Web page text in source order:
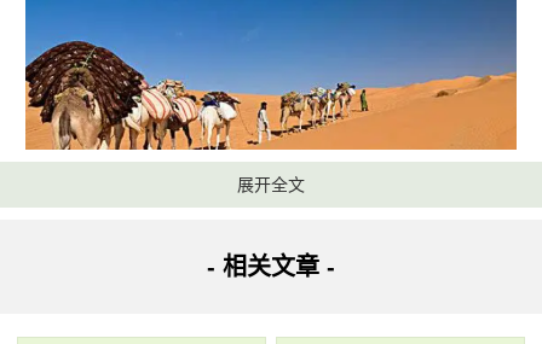
展开全文
- 相关文章 -